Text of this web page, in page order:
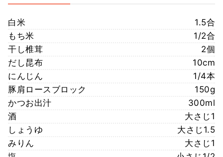
白米
1.5合
もち米
1/2合
干し椎茸
2個
だし昆布
10cm
にんじん
1/4本
豚肩ロースブロック
150g
かつお出汁
300ml
酒
大さじ1
しょうゆ
大さじ1.5
みりん
大さじ1